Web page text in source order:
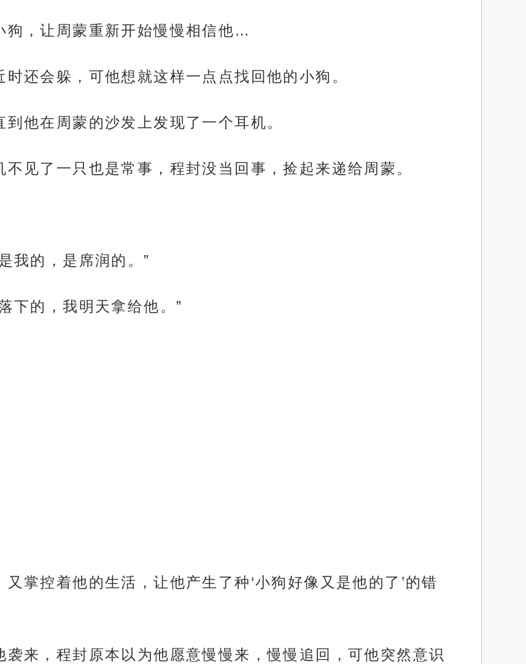
狗，让周蒙重新开始慢慢相信他…
还会躲，可他想就这样一点点找回他的小狗。
他在周蒙的沙发上发现了一个耳机。
见了一只也是常事，程封没当回事，捡起来递给周蒙。
我的，是席润的。”
下的，我明天拿给他。”
掌控着他的生活，让他产生了种‘小狗好像又是他的了’的错
来，程封原本以为他愿意慢慢来，慢慢追回，可他突然意识